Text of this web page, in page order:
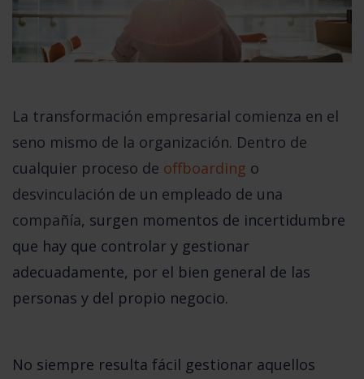
La transformación empresarial comienza en el
seno mismo de la organización. Dentro de
cualquier proceso de offboarding o
desvinculación de un empleado de una
compañía, surgen momentos de incertidumbre
que hay que controlar y gestionar
adecuadamente, por el bien general de las
personas y del propio negocio.
No siempre resulta fácil gestionar aquellos